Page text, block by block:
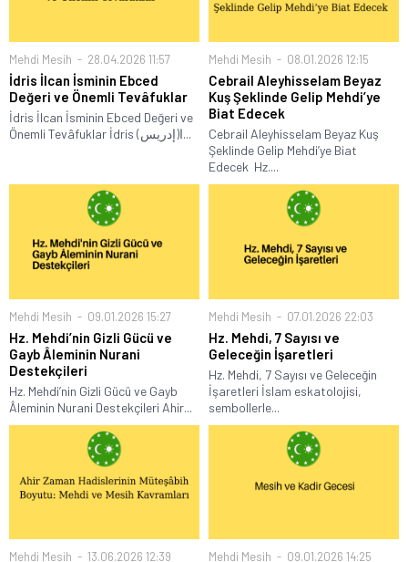
Mehdi Mesih 28.04.2026 11:57
İdris İlcan İsminin Ebced
Değeri ve Önemli Tevâfuklar
İdris İlcan İsminin Ebced Değeri ve
Önemli Tevâfuklar İdris (إدريس)ا...
Mehdi Mesih 08.01.2026 12:15
Cebrail Aleyhisselam Beyaz
Kuş Şeklinde Gelip Mehdi’ye
Biat Edecek
Cebrail Aleyhisselam Beyaz Kuş
Şeklinde Gelip Mehdi’ye Biat
Edecek Hz....
Mehdi Mesih 09.01.2026 15:27
Hz. Mehdi’nin Gizli Gücü ve
Gayb Âleminin Nurani
Destekçileri
Hz. Mehdi’nin Gizli Gücü ve Gayb
Âleminin Nurani Destekçileri Ahir...
Mehdi Mesih 07.01.2026 22:03
Hz. Mehdi, 7 Sayısı ve
Geleceğin İşaretleri
Hz. Mehdi, 7 Sayısı ve Geleceğin
İşaretleri İslam eskatolojisi,
sembollerle...
Mehdi Mesih 13.06.2026 12:39 Mehdi Mesih 09.01.2026 14:25